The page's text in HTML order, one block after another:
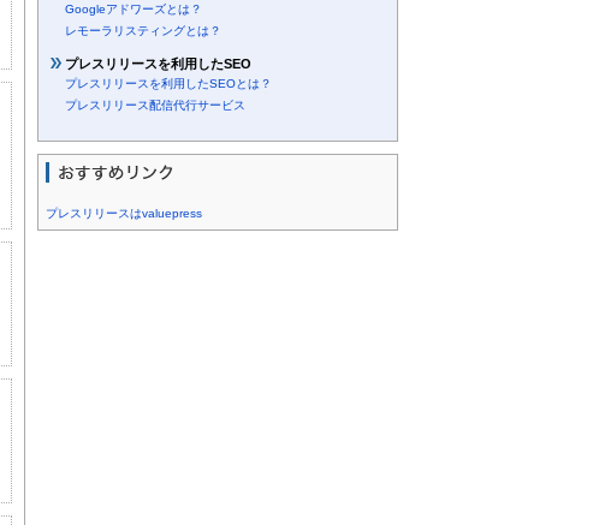
Googleアドワーズとは？
レモーラリスティングとは？
プレスリリースを利用したSEO
プレスリリースを利用したSEOとは？
プレスリリース配信代行サービス
プレスリリースはvaluepress